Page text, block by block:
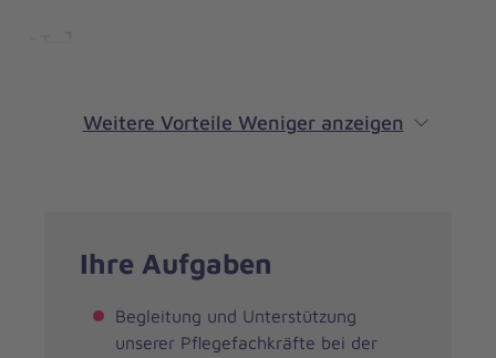
Weitere Vorteile Weniger anzeigen
Ihre Aufgaben
Begleitung und Unterstützung
unserer Pflegefachkräfte bei der